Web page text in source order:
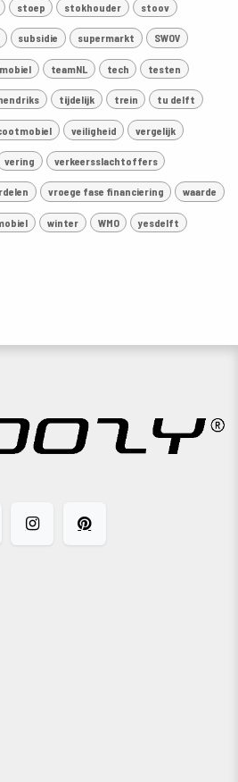
stoep stokhouder stoov
subsidie supermarkt SWOV
teamNL tech testen
tijdelijk trein tu delft
veiligheid vergelijk
vering verkeersslachtoffers
vroege fase financiering waarde
winter WMO yesdelft